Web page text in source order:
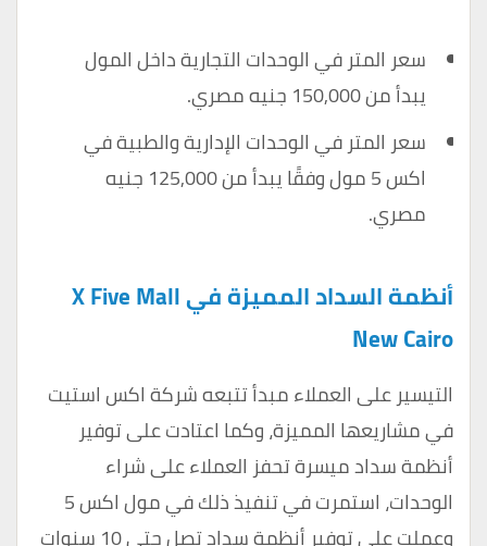
سعر المتر في الوحدات التجارية داخل المول
يبدأ من 150,000 جنيه مصري.
سعر المتر في الوحدات الإدارية والطبية في
اكس 5 مول وفقًا يبدأ من 125,000 جنيه
مصري.
أنظمة السداد المميزة في X Five Mall
New Cairo
التيسير على العملاء مبدأ تتبعه شركة اكس استيت
في مشاريعها المميزة، وكما اعتادت على توفير
أنظمة سداد ميسرة تحفز العملاء على شراء
الوحدات، استمرت في تنفيذ ذلك في مول اكس 5
وعملت على توفير أنظمة سداد تصل حتى 10 سنوات